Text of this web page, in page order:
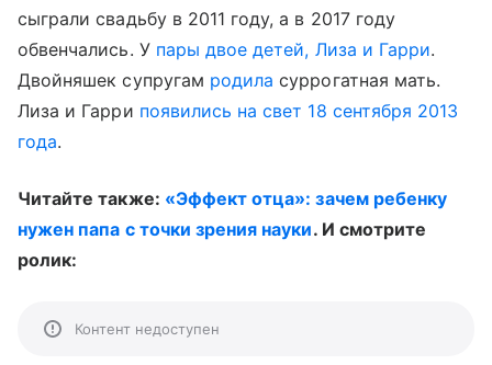
сыграли свадьбу в 2011 году, а в 2017 году
обвенчались. У пары двое детей, Лиза и Гарри.
Двойняшек супругам родила суррогатная мать.
Лиза и Гарри появились на свет 18 сентября 2013
года.
Читайте также: «Эффект отца»: зачем ребенку
нужен папа с точки зрения науки. И смотрите
ролик:
Контент недоступен